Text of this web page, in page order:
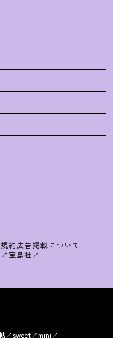
約広告掲載について
宝島社
sweet mini